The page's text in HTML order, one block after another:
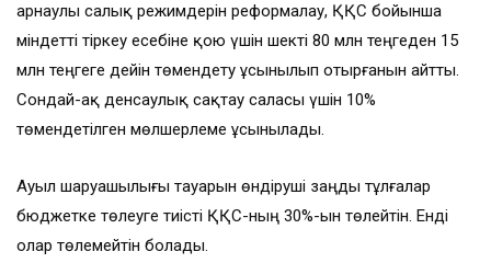
арнаулы салық режимдерін реформалау, ҚҚС бойынша
міндетті тіркеу есебіне қою үшін шекті 80 млн теңгеден 15
млн теңгеге дейін төмендету ұсынылып отырғанын айтты.
Сондай-ақ денсаулық сақтау саласы үшін 10%
төмендетілген мөлшерлеме ұсынылады.
Ауыл шаруашылығы тауарын өндіруші заңды тұлғалар
бюджетке төлеуге тиісті ҚҚС-ның 30%-ын төлейтін. Енді
олар төлемейтін болады.